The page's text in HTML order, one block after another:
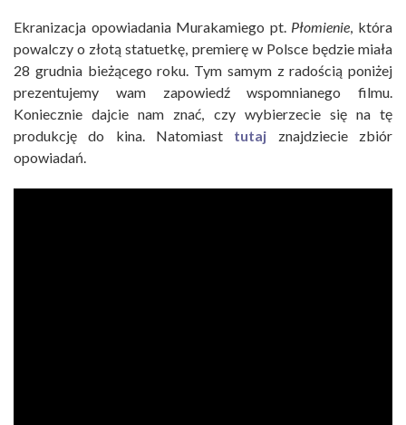
Ekranizacja opowiadania Murakamiego pt. Płomienie, która
powalczy o złotą statuetkę, premierę w Polsce będzie miała
28 grudnia bieżącego roku. Tym samym z radością poniżej
prezentujemy wam zapowiedź wspomnianego filmu.
Koniecznie dajcie nam znać, czy wybierzecie się na tę
produkcję do kina. Natomiast tutaj znajdziecie zbiór
opowiadań.